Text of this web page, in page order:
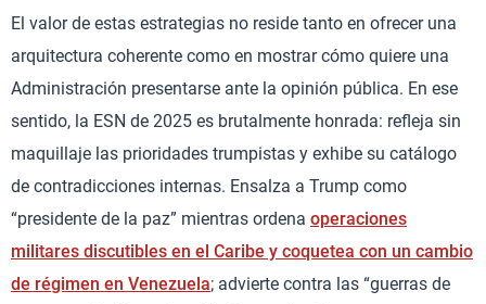
El valor de estas estrategias no reside tanto en ofrecer una
arquitectura coherente como en mostrar cómo quiere una
Administración presentarse ante la opinión pública. En ese
sentido, la ESN de 2025 es brutalmente honrada: refleja sin
maquillaje las prioridades trumpistas y exhibe su catálogo
de contradicciones internas. Ensalza a Trump como
“presidente de la paz” mientras ordena operaciones
militares discutibles en el Caribe y coquetea con un cambio
de régimen en Venezuela; advierte contra las “guerras de